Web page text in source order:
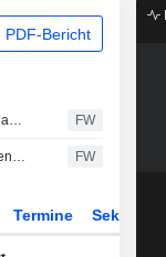
PDF-Bericht
Fearnley erhöht Kursziel für Tomra auf 124 norwegische Kronen (118), bekräftigt Kauf - BN FW
Tomra-Vorstandsmitglied kauft Aktien für knapp 0,2 Mio. NOK FW
Termine Sektor